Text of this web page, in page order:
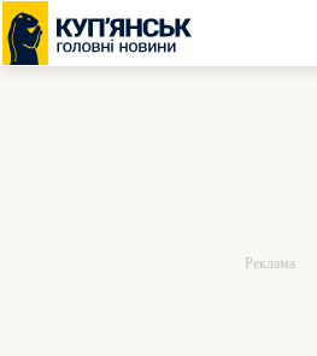
Перейти
до
вмісту